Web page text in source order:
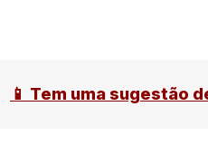
📱 Tem uma sugestão